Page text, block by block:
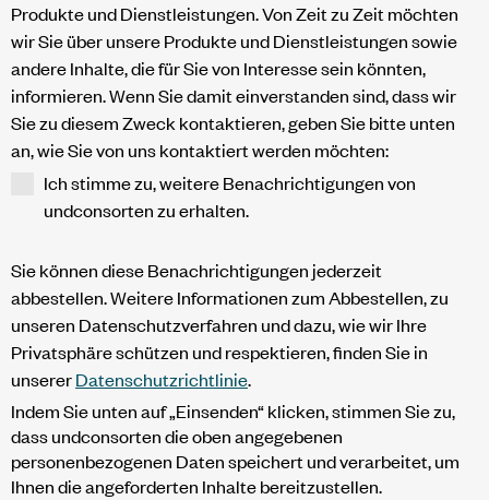
Produkte und Dienstleistungen. Von Zeit zu Zeit möchten
wir Sie über unsere Produkte und Dienstleistungen sowie
andere Inhalte, die für Sie von Interesse sein könnten,
informieren. Wenn Sie damit einverstanden sind, dass wir
Sie zu diesem Zweck kontaktieren, geben Sie bitte unten
an, wie Sie von uns kontaktiert werden möchten:
Ich stimme zu, weitere Benachrichtigungen von
undconsorten zu erhalten.
Sie können diese Benachrichtigungen jederzeit
abbestellen. Weitere Informationen zum Abbestellen, zu
unseren Datenschutzverfahren und dazu, wie wir Ihre
Privatsphäre schützen und respektieren, finden Sie in
unsererDatenschutzrichtlinie.
Indem Sie unten auf „Einsenden“ klicken, stimmen Sie zu,
dass undconsorten die oben angegebenen
personenbezogenen Daten speichert und verarbeitet, um
Ihnen die angeforderten Inhalte bereitzustellen.